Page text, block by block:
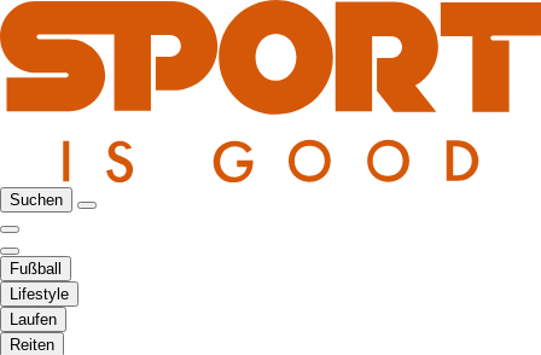
Suchen
Fußball
Lifestyle
Laufen
Reiten